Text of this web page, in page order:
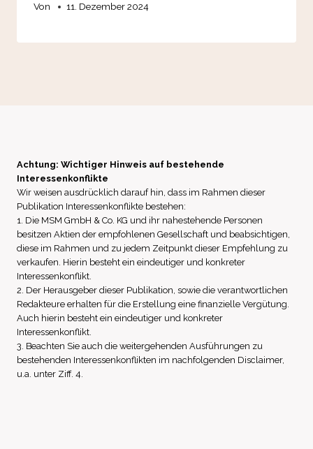
Von 11. Dezember 2024
Achtung: Wichtiger Hinweis auf bestehende
Interessenkonflikte
Wir weisen ausdrücklich darauf hin, dass im Rahmen dieser
Publikation Interessenkonflikte bestehen:
1. Die MSM GmbH & Co. KG und ihr nahestehende Personen
besitzen Aktien der empfohlenen Gesellschaft und beabsichtigen,
diese im Rahmen und zu jedem Zeitpunkt dieser Empfehlung zu
verkaufen. Hierin besteht ein eindeutiger und konkreter
Interessenkonflikt.
2. Der Herausgeber dieser Publikation, sowie die verantwortlichen
Redakteure erhalten für die Erstellung eine finanzielle Vergütung.
Auch hierin besteht ein eindeutiger und konkreter
Interessenkonflikt.
3. Beachten Sie auch die weitergehenden Ausführungen zu
bestehenden Interessenkonflikten im nachfolgenden Disclaimer,
u.a. unter Ziff. 4.